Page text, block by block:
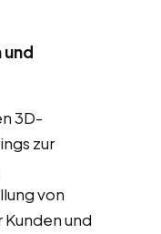
und
3D-
zur
von
und